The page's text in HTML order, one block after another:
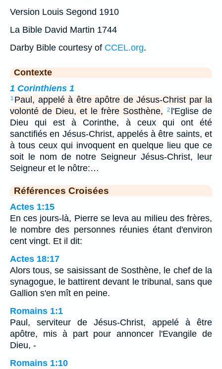
Version Louis Segond 1910
La Bible David Martin 1744
Darby Bible courtesy of CCEL.org.
Contexte
1 Corinthiens 1
1 Paul, appelé à être apôtre de Jésus-Christ par la
volonté de Dieu, et le frère Sosthène,
2 l'Eglise de
Dieu qui est à Corinthe, à ceux qui ont été
sanctifiés en Jésus-Christ, appelés à être saints, et
à tous ceux qui invoquent en quelque lieu que ce
soit le nom de notre Seigneur Jésus-Christ, leur
Seigneur et le nôtre:…
Références Croisées
Actes 1:15
En ces jours-là, Pierre se leva au milieu des frères,
le nombre des personnes réunies étant d'environ
cent vingt. Et il dit:
Actes 18:17
Alors tous, se saisissant de Sosthène, le chef de la
synagogue, le battirent devant le tribunal, sans que
Gallion s'en mît en peine.
Romains 1:1
Paul, serviteur de Jésus-Christ, appelé à être
apôtre, mis à part pour annoncer l'Evangile de
Dieu, -
Romains 1:10